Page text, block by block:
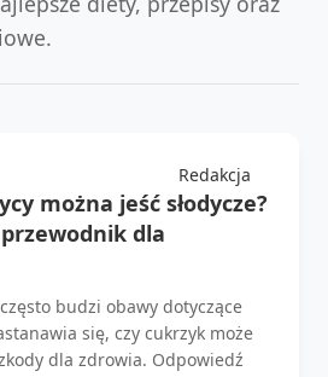
Redakcja
można jeść słodycze?
dla
budzi obawy dotyczące
się, czy cukrzyk może
dla zdrowia. Odpowiedź